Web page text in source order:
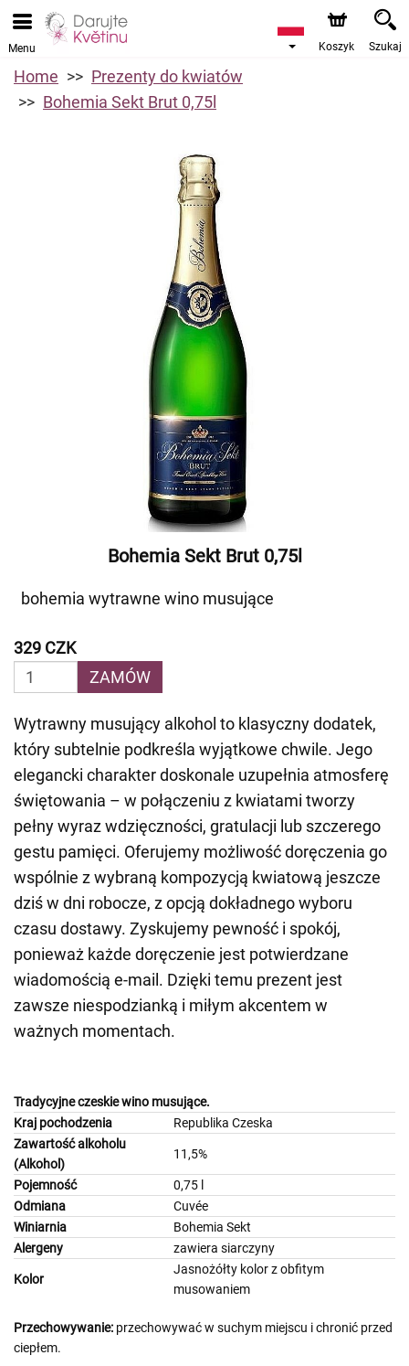
Menu Koszyk Szukaj
Home
Prezenty do kwiatów
Bohemia Sekt Brut 0,75l
Bohemia Sekt Brut 0,75l
bohemia wytrawne wino musujące
329 CZK
ZAMÓW
Wytrawny musujący alkohol to klasyczny dodatek,
który subtelnie podkreśla wyjątkowe chwile. Jego
elegancki charakter doskonale uzupełnia atmosferę
świętowania – w połączeniu z kwiatami tworzy
pełny wyraz wdzięczności, gratulacji lub szczerego
gestu pamięci. Oferujemy możliwość doręczenia go
wspólnie z wybraną kompozycją kwiatową jeszcze
dziś w dni robocze, z opcją dokładnego wyboru
czasu dostawy. Zyskujemy pewność i spokój,
ponieważ każde doręczenie jest potwierdzane
wiadomością e-mail. Dzięki temu prezent jest
zawsze niespodzianką i miłym akcentem w
ważnych momentach.
Tradycyjne czeskie wino musujące.
Kraj pochodzenia
Republika Czeska
Zawartość alkoholu
(Alkohol)
11,5%
Pojemność
0,75 l
Odmiana
Cuvée
Winiarnia
Bohemia Sekt
Alergeny
zawiera siarczyny
Kolor
Jasnożółty kolor z obfitym
musowaniem
Przechowywanie: przechowywać w suchym miejscu i chronić przed
ciepłem.